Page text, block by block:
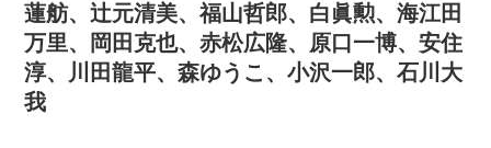
蓮舫、辻元清美、福山哲郎、白眞勲、海江田
万里、岡田克也、赤松広隆、原口一博、安住
淳、川田龍平、森ゆうこ、小沢一郎、石川大
我